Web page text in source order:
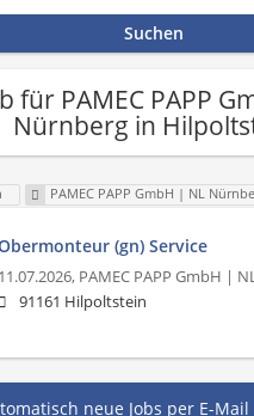
für PAMEC PAPP
Nürnberg in
PAMEC PAPP GmbH | NL
(gn) Service
11.07.2026, PAMEC PAPP GmbH |
91161 Hilpoltstein
neue Jobs per E-